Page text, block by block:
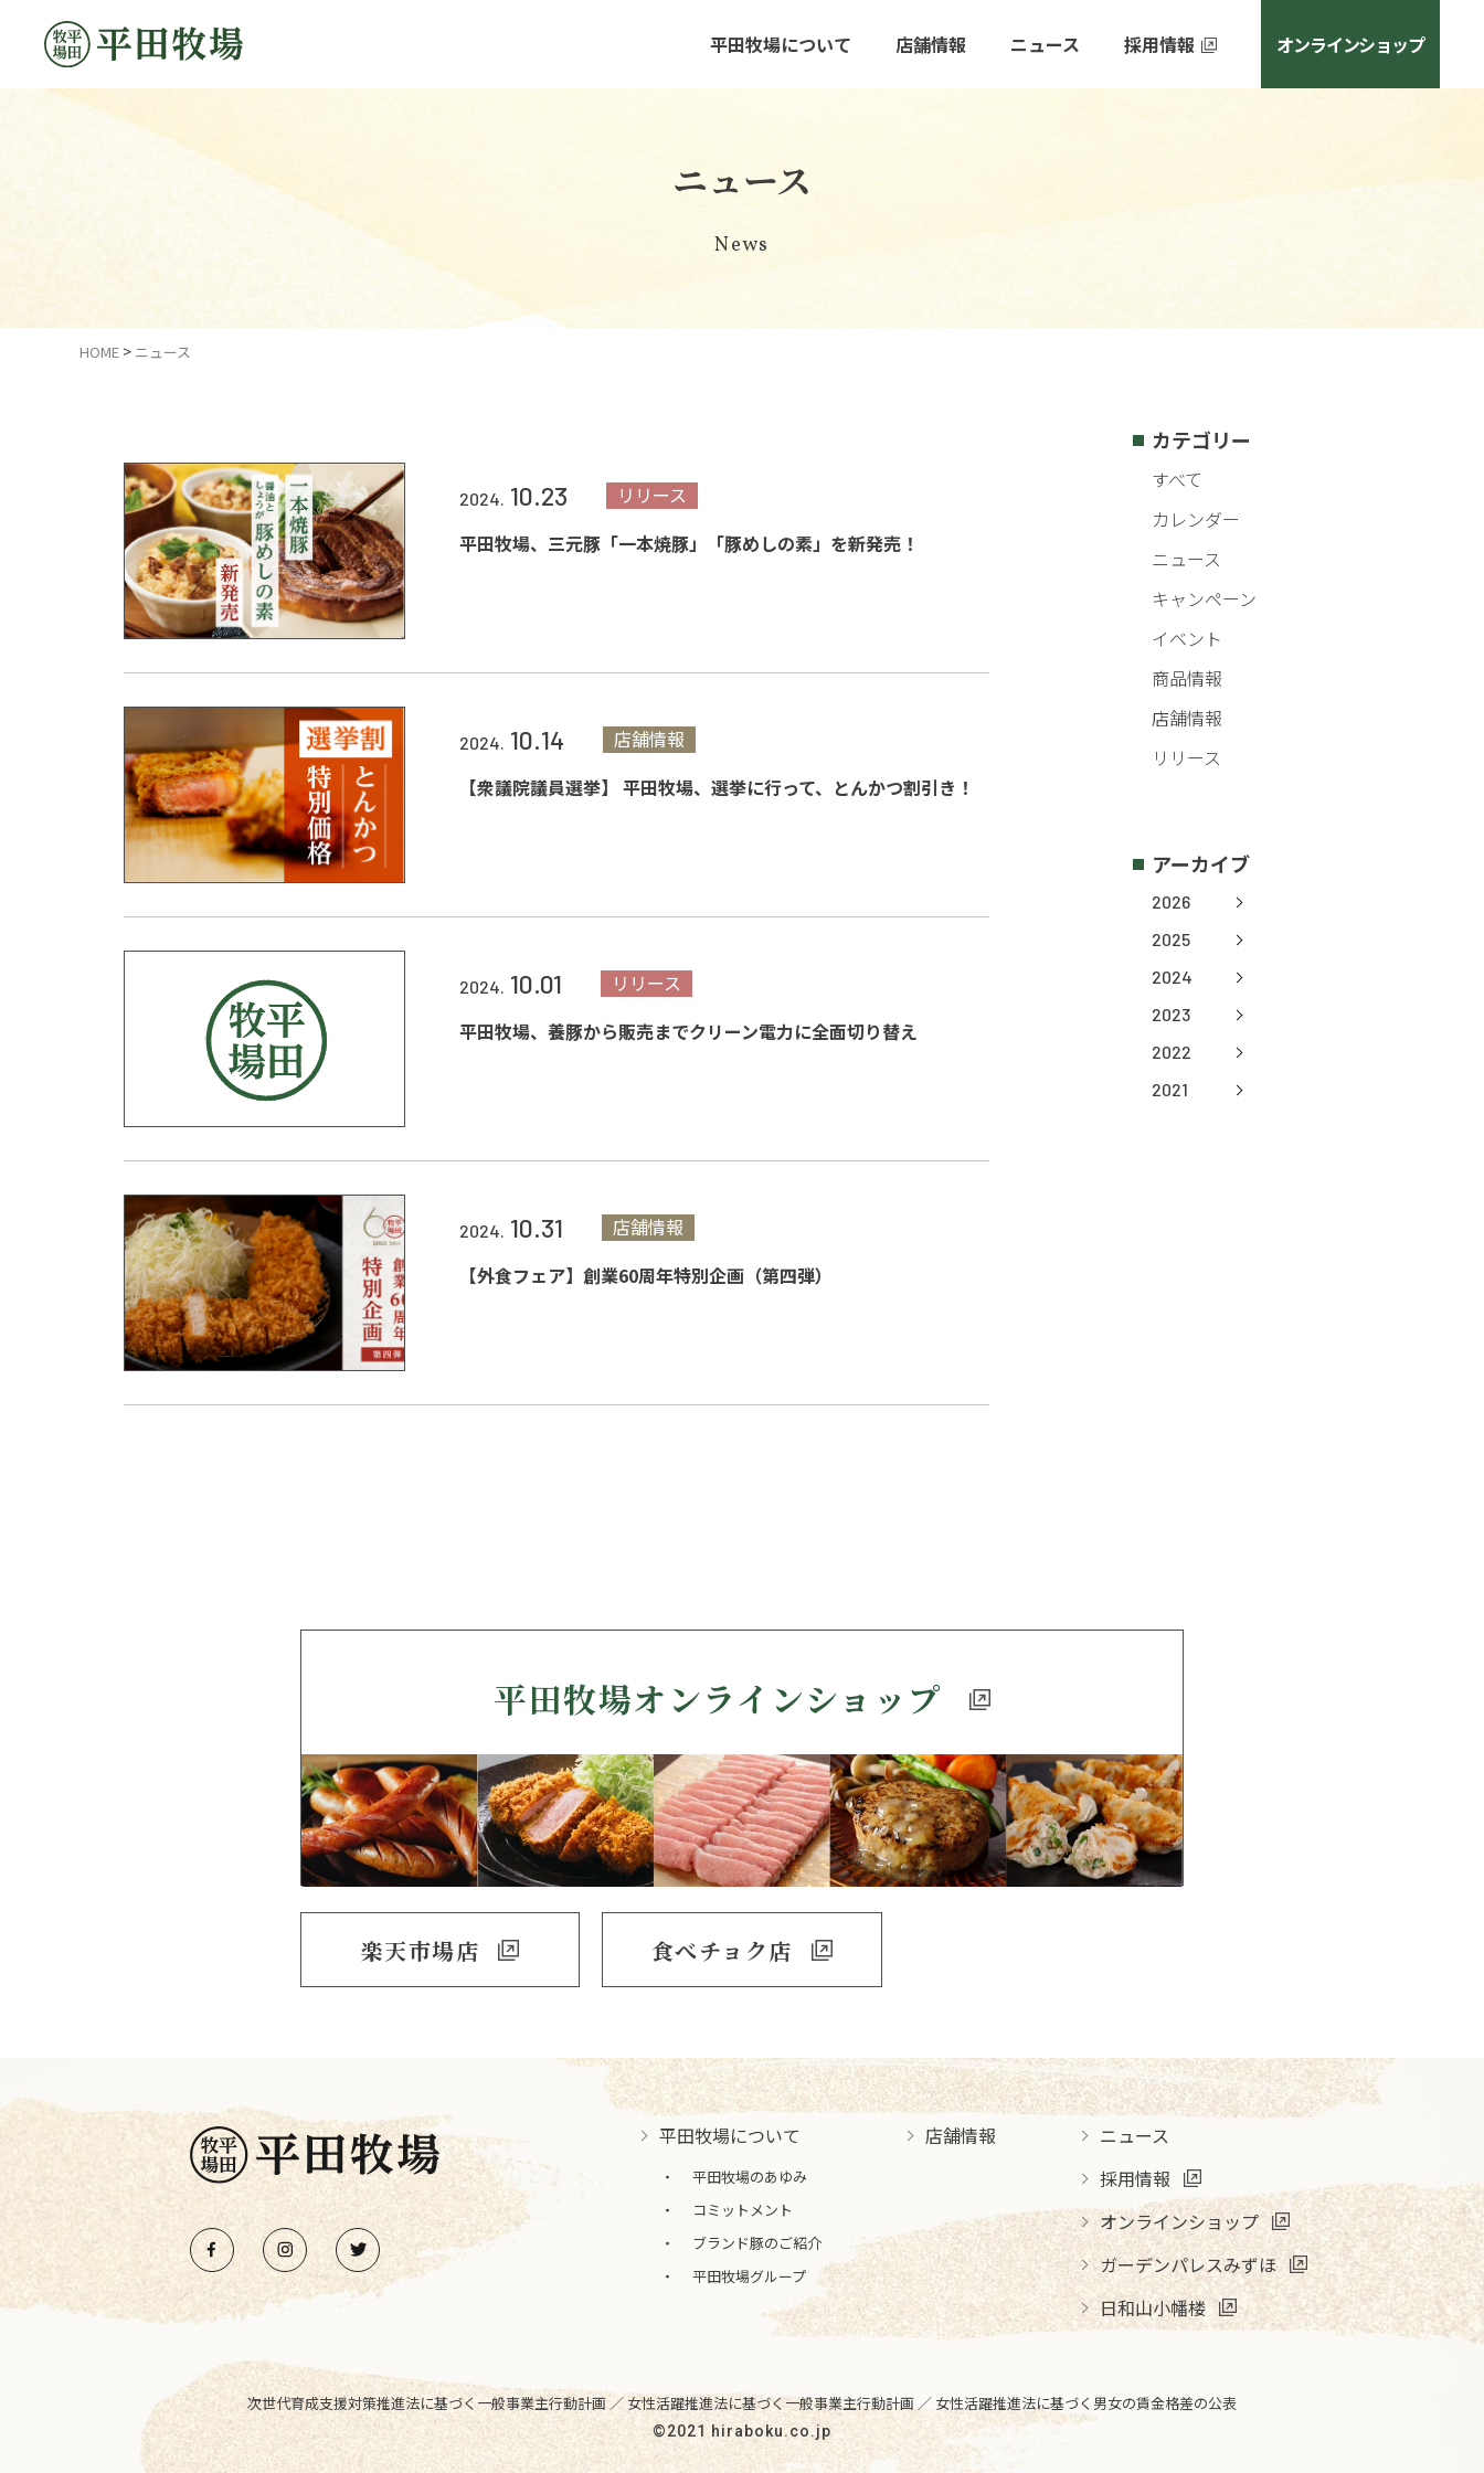
平田牧場について 店舗情報 ニュース 採用情報 オンラインショップ
ニュース
News
HOME ニュース
2024. 10.23
リリース
平田牧場、三元豚「一本焼豚」「豚めしの素」を新発売！
2024. 10.14
店舗情報
【衆議院議員選挙】 平田牧場、選挙に行って、とんかつ割引き！
2024. 10.01
リリース
平田牧場、養豚から販売までクリーン電力に全面切り替え
2024. 10.31
店舗情報
【外食フェア】創業60周年特別企画（第四弾）
カテゴリー
すべて
カレンダー
ニュース
キャンペーン
イベント
商品情報
店舗情報
リリース
アーカイブ
2026
2025
2024
2023
2022
2021
平田牧場オンラインショップ
楽天市場店 食べチョク店
平田牧場について
平田牧場のあゆみ
コミットメント
ブランド豚のご紹介
平田牧場グループ
店舗情報
ニュース
採用情報
オンラインショップ
ガーデンパレスみずほ
日和山小幡楼
次世代育成支援対策推進法に基づく一般事業主行動計画 ／ 女性活躍推進法に基づく一般事業主行動計画 ／ 女性活躍推進法に基づく男女の賃金格差の公表
©2021 hiraboku.co.jp